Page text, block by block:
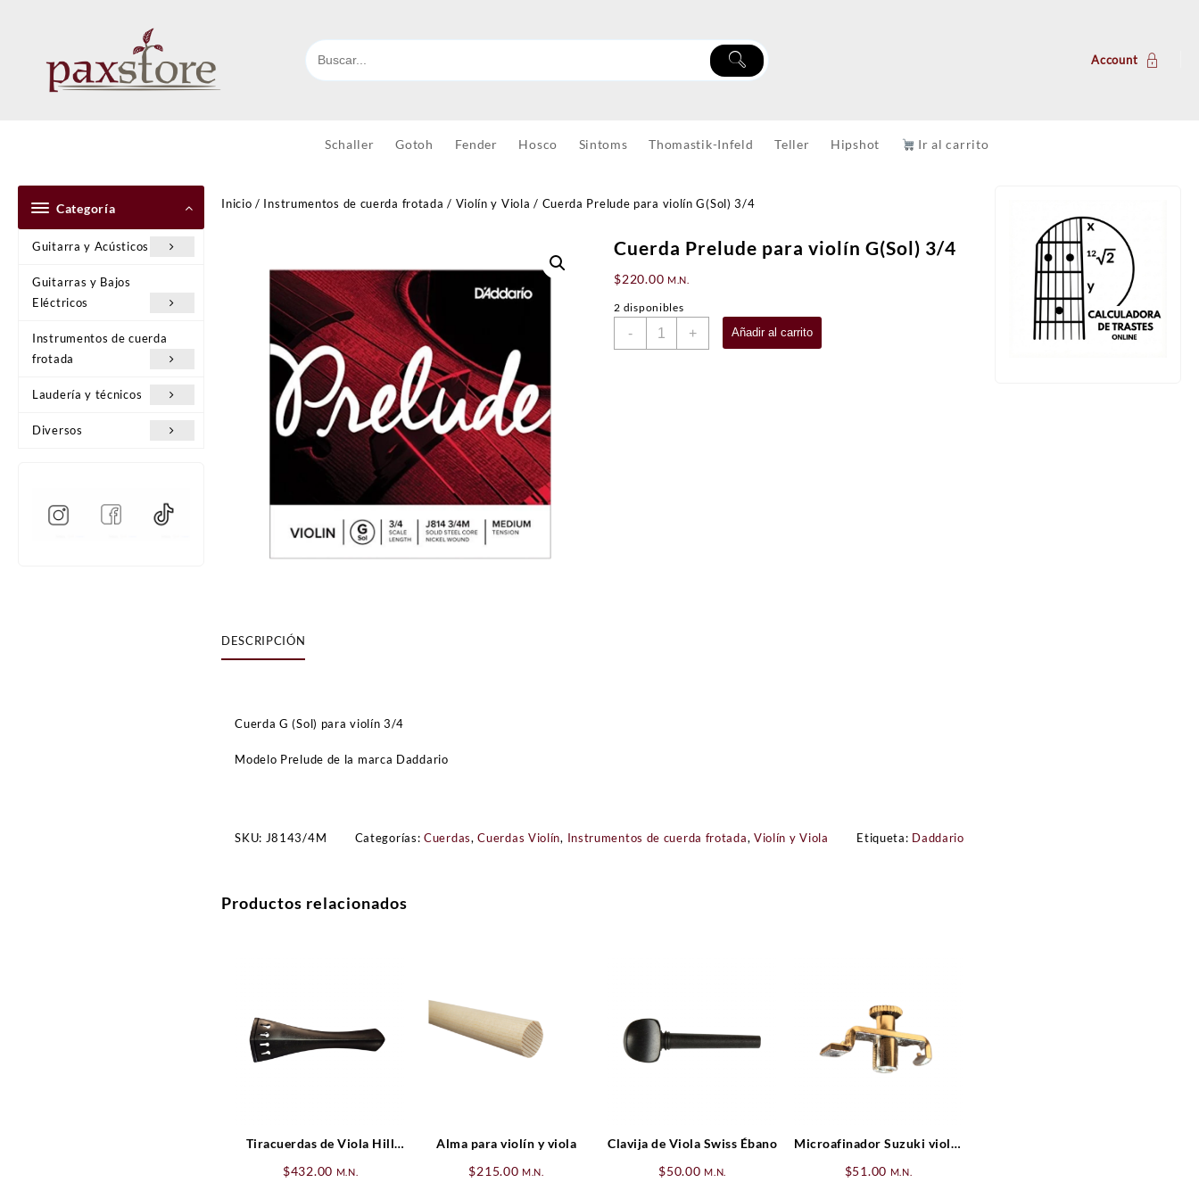
Account
Schaller Gotoh Fender Hosco Sintoms Thomastik-Infeld Teller Hipshot Ir al carrito
Categoría
Guitarra y Acústicos
Guitarras y Bajos
Eléctricos
Instrumentos de cuerda
frotada
Laudería y técnicos
Diversos
Inicio / Instrumentos de cuerda frotada / Violín y Viola / Cuerda Prelude para violín G(Sol) 3/4
Cuerda Prelude para violín G(Sol) 3/4
$220.00 M.N.
2 disponibles
-
Cuerda
+ Añadir al carrito
DESCRIPCIÓN
Cuerda G (Sol) para violín 3/4
Modelo Prelude de la marca Daddario
SKU: J8143/4M Categorías:Cuerdas,Cuerdas Violín, Instrumentos de cuerda frotada, Violín y Viola Etiqueta: Daddario
Productos relacionados
Tiracuerdas de Viola Hill
$432.00 M.N.
Alma para violín y viola
$215.00 M.N.
Clavija de Viola Swiss Ébano
$50.00 M.N.
Microafinador Suzuki violin
$51.00 M.N.